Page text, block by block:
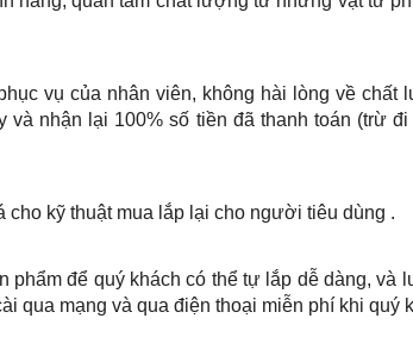
vụ của nhân viên, không hài lòng về chất
nhận lại 100% số tiền đã thanh toán (trừ
kỹ thuật mua lắp lại cho người tiêu dùng .
để quý khách có thể tự lắp dễ dàng, và
qua mạng và qua điện thoại miễn phí khi quý